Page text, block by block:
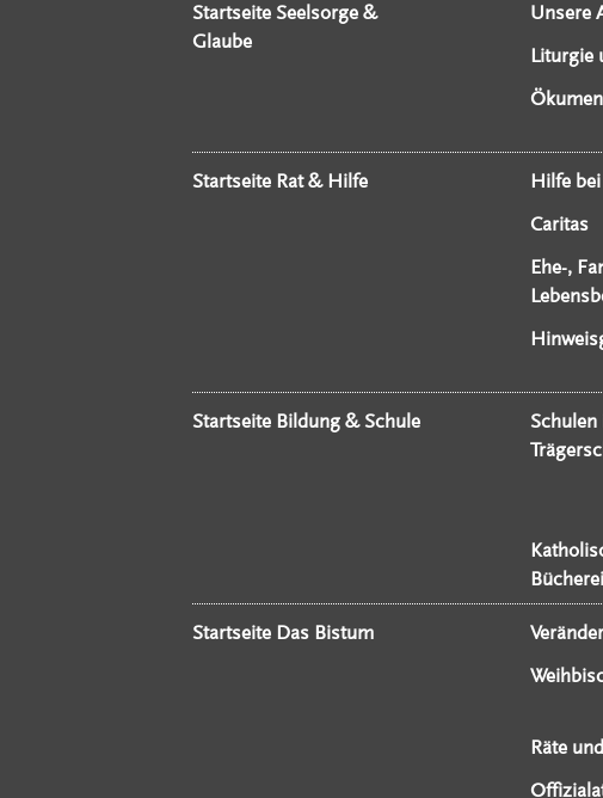
Startseite Seelsorge &
Glaube
Unsere
Liturgie
Startseite Rat & Hilfe Hilfe
Caritas
Ehe-,
Startseite Bildung & Schule
Startseite Das Bistum
Räte